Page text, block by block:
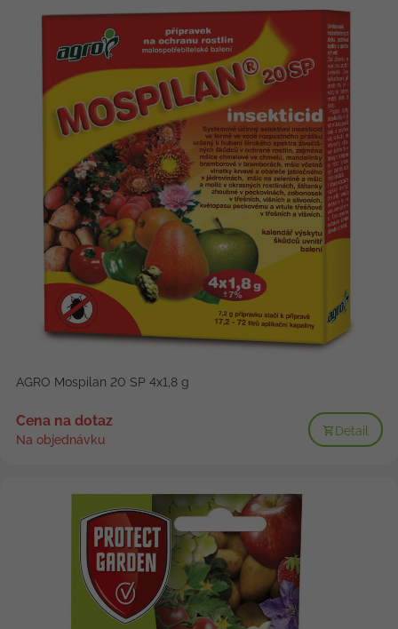
AGRO Mospilan 20 SP 4x1,8 g
Cena na dotaz
Na objednávku
Detail